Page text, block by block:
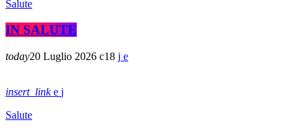
Salute
IN SALUTE
today20 Luglio 2026 18
insert_link
Salute